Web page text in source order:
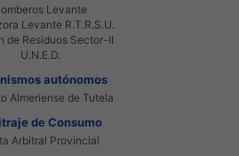
Levante
Levante R.T.R.S.U.
de Residuos Sector-II
U.N.E.D.
autónomos
Almeriense de Tutela
de Consumo
Arbitral Provincial